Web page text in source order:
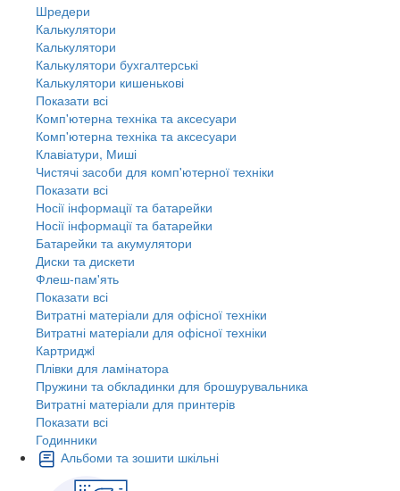
Шредери
Калькулятори
Калькулятори
Калькулятори бухгалтерські
Калькулятори кишенькові
Показати всі
Комп'ютерна техніка та аксесуари
Комп'ютерна техніка та аксесуари
Клавіатури, Миші
Чистячі засоби для комп'ютерної техніки
Показати всі
Носії інформації та батарейки
Носії інформації та батарейки
Батарейки та акумулятори
Диски та дискети
Флеш-пам'ять
Показати всі
Витратні матеріали для офісної техніки
Витратні матеріали для офісної техніки
Картриджi
Плівки для ламінатора
Пружини та обкладинки для брошурувальника
Витратні матеріали для принтерів
Показати всі
Годинники
Альбоми та зошити шкільні